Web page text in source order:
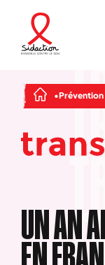
Prévention
UN AN